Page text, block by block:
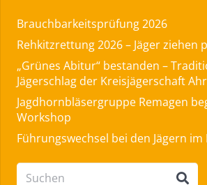
Brauchbarkeitsprüfung 2026
Rehkitzrettung 2026 – Jäger ziehen
„Grünes Abitur“ bestanden –
Jägerschlag der Kreisjägerschaft
Jagdhornbläsergruppe Remagen
Workshop
Führungswechsel bei den Jägern